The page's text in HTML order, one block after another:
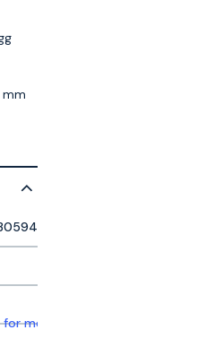
mm
mer informasjon